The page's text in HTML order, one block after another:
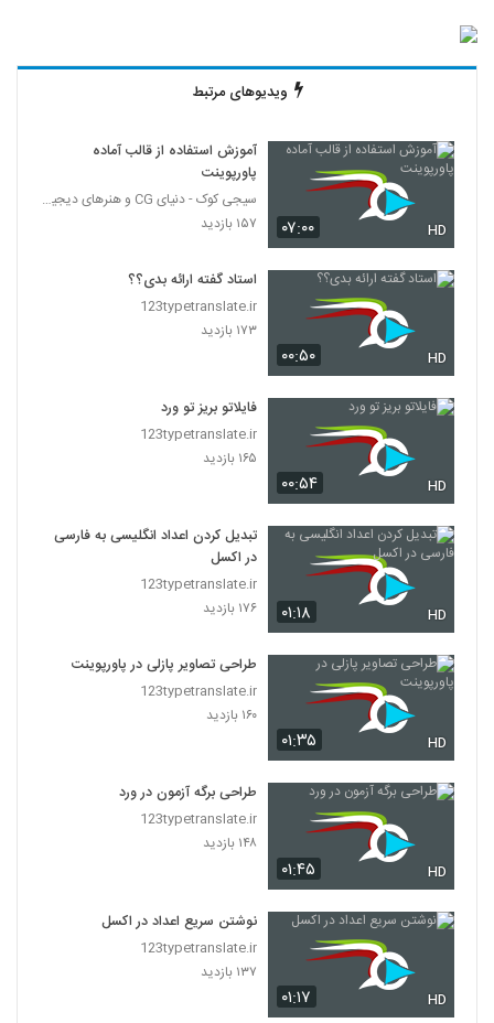
ویدیوهای مرتبط
۰۷:۰۰ HD
آموزش استفاده از قالب آماده
پاورپوینت
سیجی کوک - دنیای CG و هنرهای دیجیتال
۱۵۷ بازدید
۰۰:۵۰ HD
استاد گفته ارائه بدی؟؟
123typetranslate.ir
۱۷۳ بازدید
۰۰:۵۴ HD
فایلاتو بریز تو ورد
123typetranslate.ir
۱۶۵ بازدید
۰۱:۱۸ HD
تبدیل کردن اعداد انگلیسی به فارسی
در اکسل
123typetranslate.ir
۱۷۶ بازدید
۰۱:۳۵ HD
طراحی تصاویر پازلی در پاورپوینت
123typetranslate.ir
۱۶۰ بازدید
۰۱:۴۵ HD
طراحی برگه آزمون در ورد
123typetranslate.ir
۱۴۸ بازدید
۰۱:۱۷ HD
نوشتن سریع اعداد در اکسل
123typetranslate.ir
۱۳۷ بازدید